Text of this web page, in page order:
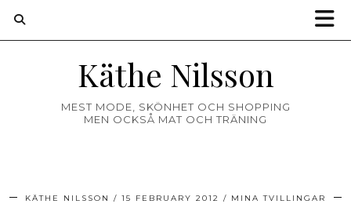
Käthe Nilsson
MEST MODE, SKÖNHET OCH SHOPPING
MEN OCKSÅ MAT OCH TRÄNING
KÄTHE NILSSON 15 FEBRUARY 2012 MINA TVILLINGAR